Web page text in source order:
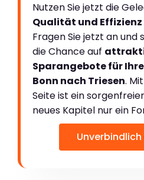
Nutzen Sie jetzt die
Qualität und Effizienz
Fragen Sie jetzt an und
die Chance auf
Sparangebote für
Bonn nach Triesen.
Seite ist ein
neues Kapitel nur ein